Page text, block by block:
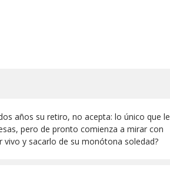
años su retiro, no acepta: lo único que le
pero de pronto comienza a mirar con
y sacarlo de su monótona soledad?